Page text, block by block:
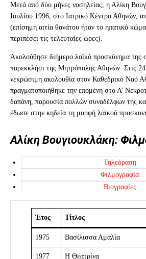
Μετά από δύο μήνες νοσηλείας, η Αλίκη
Ιουλίου 1996, στο Ιατρικό Κέντρο Αθηνών,
(επίσημη αιτία θανάτου ήταν το ηπατικό
περιπέσει τις τελευταίες ώρες).
Ακολούθησε διήμερο λαϊκό προσκύνημα της
παρεκκλήσι της Μητρόπολης Αθηνών. Στις
νεκρώσιμη ακολουθία στον Καθεδρικό Ναό
πραγματοποιήθηκε την επομένη στο Α’
δαπάνη, παρουσία πολλών συναδέλφων της
έδωσε στην κηδεία τη μορφή λαϊκού
Αλίκη Βουγιουκλάκη:
Τηλεόραση
Φιλμογραφία
Βιογραφίες
Έτος Τίτλος
1975 Βασίλισσα Αμαλία
1977 Η Θεατρίνα